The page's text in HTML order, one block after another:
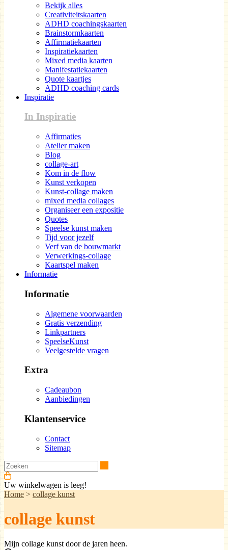
Bekijk alles
Creativiteitskaarten
ADHD coachingskaarten
Brainstormkaarten
Affirmatiekaarten
Inspiratiekaarten
Mixed media kaarten
Manifestatiekaarten
Quote kaartjes
ADHD coaching cards
Inspiratie
In Inspiratie
Affirmaties
Atelier maken
Blog
collage-art
Kom in de flow
Kunst verkopen
Kunst-collage maken
mixed media collages
Organiseer een expositie
Quotes
Speelse kunst maken
Tijd voor jezelf
Verf van de bouwmarkt
Verwerkings-collage
Kaartspel maken
Informatie
Informatie
Algemene voorwaarden
Gratis verzending
Linkpartners
SpeelseKunst
Veelgestelde vragen
Extra
Cadeaubon
Aanbiedingen
Klantenservice
Contact
Sitemap
Uw winkelwagen is leeg!
Home > collage kunst
collage kunst
Mijn collage kunst door de jaren heen.